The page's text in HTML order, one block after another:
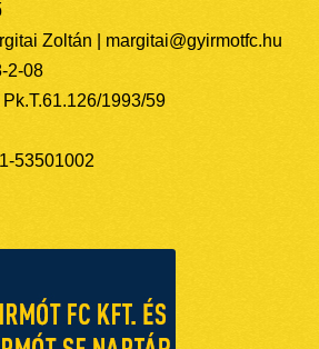
Zoltán | margitai@gyirmotfc.hu
2-08
1993/59
53501002